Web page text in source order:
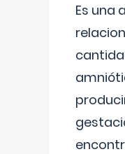
Es una